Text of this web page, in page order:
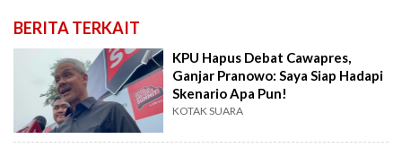
BERITA TERKAIT
KPU Hapus Debat Cawapres,
Ganjar Pranowo: Saya Siap Hadapi
Skenario Apa Pun!
KOTAK SUARA